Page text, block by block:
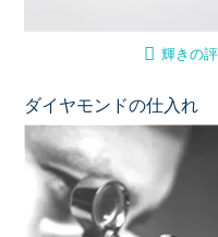
輝きの
ダイヤモンドの仕入れ